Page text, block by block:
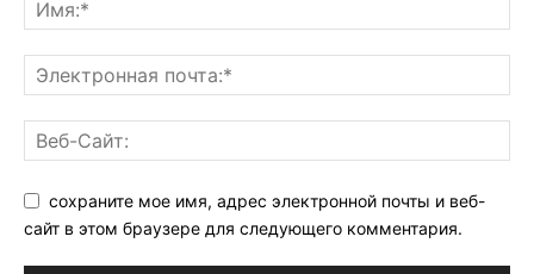
сохраните мое имя, адрес электронной почты и веб-
сайт в этом браузере для следующего комментария.